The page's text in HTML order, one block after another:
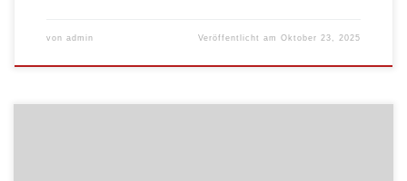
von admin Veröffentlicht amOktober 23, 2025